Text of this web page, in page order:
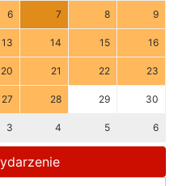
6 7 8 9
13 14 15 16
20 21 22 23
27 28 29 30
3 4 5 6